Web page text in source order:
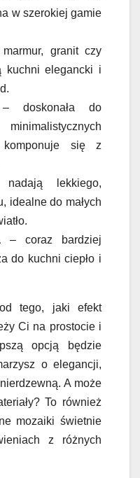
w szerokiej gamie
granit czy
kuchni elegancki i
doskonała do
komponuje się z
lekkiego,
idealne do małych
– coraz bardziej
do kuchni ciepło i
tego, jaki efekt
Ci na prostocie i
opcją będzie
o elegancji,
A może
To również
mozaiki świetnie
z różnych